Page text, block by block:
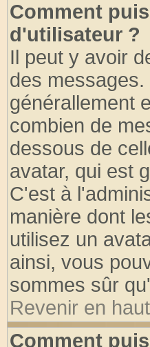
Comment
d'utilisateur ?
Il peut y avoir
des
générallement
combien de
dessous de
avatar, qui est
C'est à
manière dont
utilisez un
ainsi, vous
sommes sûr
Revenir en haut
Comment